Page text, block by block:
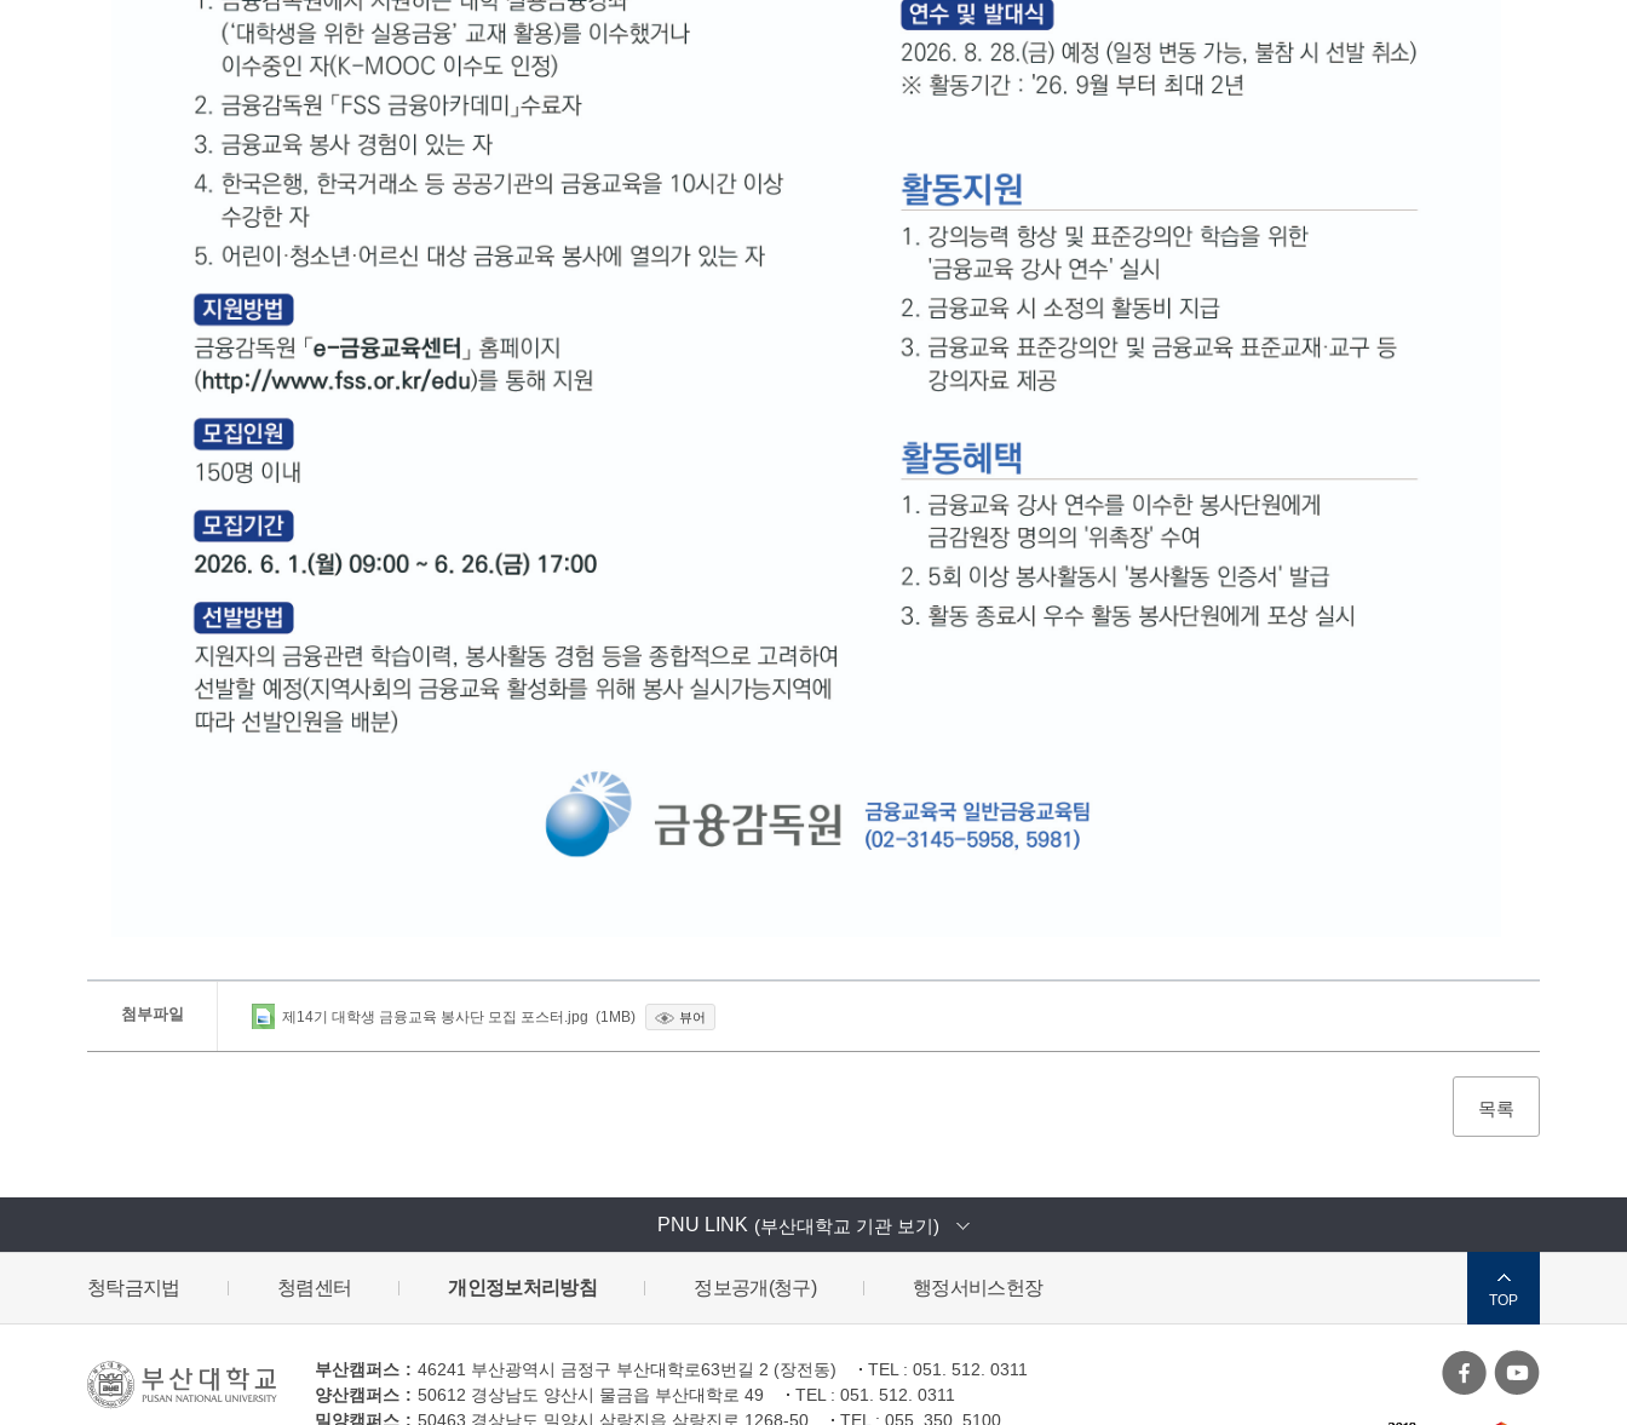
첨부파일 제14기 대학생 금융교육 봉사단 모집 포스터.jpg (1MB) 뷰어
목록
PNU LINK (부산대학교 기관 보기)
청탁금지법 청렴센터 개인정보처리방침 정보공개(청구) 행정서비스헌장
TOP
부산캠퍼스 46241 부산광역시 금정구 부산대학로63번길 2 (장전동)
TEL : 051. 512. 0311
양산캠퍼스
50612 경상남도 양산시 물금읍 부산대학로 49
TEL : 051. 512. 0311
밀양캠퍼스
50463 경상남도 밀양시 삼랑진읍 삼랑진로 1268-50 TEL : 055. 350. 5100